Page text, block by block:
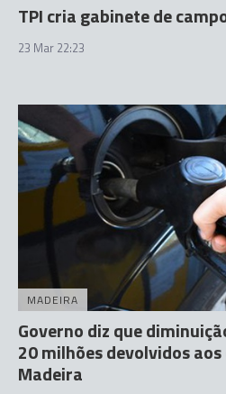
TPI cria gabinete de
23 Mar 22:23
MADEIRA
Governo diz que
20 milhões devolvidos
Madeira